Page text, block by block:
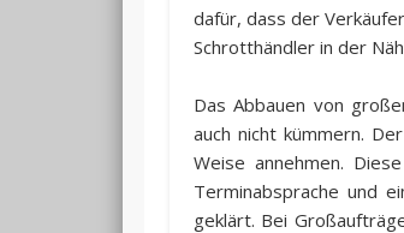
dafür, dass der
Schrotthändler in der
Das Abbauen von
auch nicht kümmern.
Weise annehmen.
Terminabsprache und
geklärt. Bei